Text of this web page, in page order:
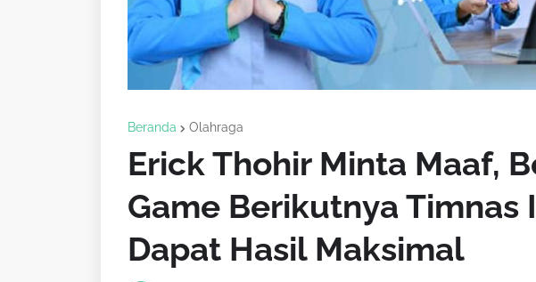
Beranda Olahraga
Erick Thohir Minta Maaf,
Game Berikutnya Timnas
Dapat Hasil Maksimal